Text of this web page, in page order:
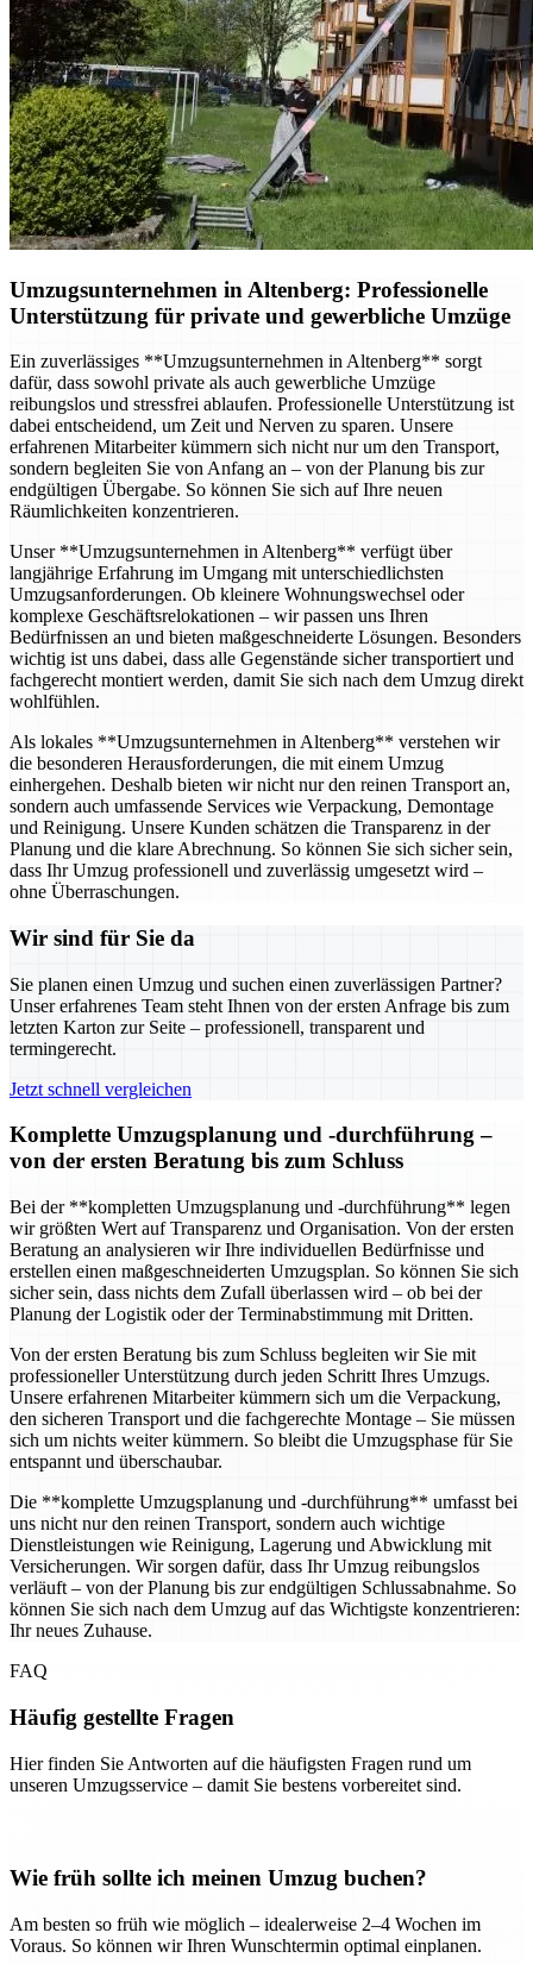
Umzugsunternehmen in Altenberg: Professionelle
Unterstützung für private und gewerbliche Umzüge
Ein zuverlässiges **Umzugsunternehmen in Altenberg** sorgt
dafür, dass sowohl private als auch gewerbliche Umzüge
reibungslos und stressfrei ablaufen. Professionelle Unterstützung ist
dabei entscheidend, um Zeit und Nerven zu sparen. Unsere
erfahrenen Mitarbeiter kümmern sich nicht nur um den Transport,
sondern begleiten Sie von Anfang an – von der Planung bis zur
endgültigen Übergabe. So können Sie sich auf Ihre neuen
Räumlichkeiten konzentrieren.
Unser **Umzugsunternehmen in Altenberg** verfügt über
langjährige Erfahrung im Umgang mit unterschiedlichsten
Umzugsanforderungen. Ob kleinere Wohnungswechsel oder
komplexe Geschäftsrelokationen – wir passen uns Ihren
Bedürfnissen an und bieten maßgeschneiderte Lösungen. Besonders
wichtig ist uns dabei, dass alle Gegenstände sicher transportiert und
fachgerecht montiert werden, damit Sie sich nach dem Umzug direkt
wohlfühlen.
Als lokales **Umzugsunternehmen in Altenberg** verstehen wir
die besonderen Herausforderungen, die mit einem Umzug
einhergehen. Deshalb bieten wir nicht nur den reinen Transport an,
sondern auch umfassende Services wie Verpackung, Demontage
und Reinigung. Unsere Kunden schätzen die Transparenz in der
Planung und die klare Abrechnung. So können Sie sich sicher sein,
dass Ihr Umzug professionell und zuverlässig umgesetzt wird –
ohne Überraschungen.
Wir sind für Sie da
Sie planen einen Umzug und suchen einen zuverlässigen Partner?
Unser erfahrenes Team steht Ihnen von der ersten Anfrage bis zum
letzten Karton zur Seite – professionell, transparent und
termingerecht.
Jetzt schnell vergleichen
Komplette Umzugsplanung und -durchführung –
von der ersten Beratung bis zum Schluss
Bei der **kompletten Umzugsplanung und -durchführung** legen
wir größten Wert auf Transparenz und Organisation. Von der ersten
Beratung an analysieren wir Ihre individuellen Bedürfnisse und
erstellen einen maßgeschneiderten Umzugsplan. So können Sie sich
sicher sein, dass nichts dem Zufall überlassen wird – ob bei der
Planung der Logistik oder der Terminabstimmung mit Dritten.
Von der ersten Beratung bis zum Schluss begleiten wir Sie mit
professioneller Unterstützung durch jeden Schritt Ihres Umzugs.
Unsere erfahrenen Mitarbeiter kümmern sich um die Verpackung,
den sicheren Transport und die fachgerechte Montage – Sie müssen
sich um nichts weiter kümmern. So bleibt die Umzugsphase für Sie
entspannt und überschaubar.
Die **komplette Umzugsplanung und -durchführung** umfasst bei
uns nicht nur den reinen Transport, sondern auch wichtige
Dienstleistungen wie Reinigung, Lagerung und Abwicklung mit
Versicherungen. Wir sorgen dafür, dass Ihr Umzug reibungslos
verläuft – von der Planung bis zur endgültigen Schlussabnahme. So
können Sie sich nach dem Umzug auf das Wichtigste konzentrieren:
Ihr neues Zuhause.
FAQ
Häufig gestellte Fragen
Hier finden Sie Antworten auf die häufigsten Fragen rund um
unseren Umzugsservice – damit Sie bestens vorbereitet sind.
Wie früh sollte ich meinen Umzug buchen?
Am besten so früh wie möglich – idealerweise 2–4 Wochen im
Voraus. So können wir Ihren Wunschtermin optimal einplanen.